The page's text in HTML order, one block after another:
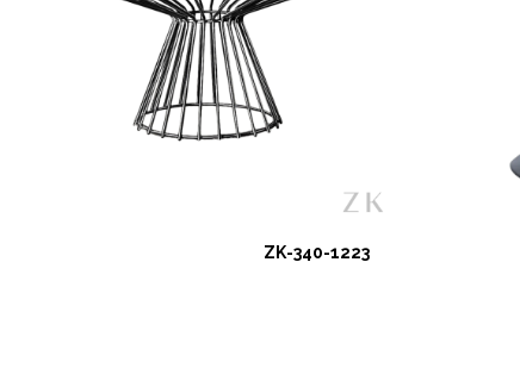
ZK-340-1223